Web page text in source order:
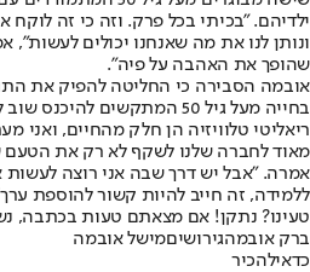
ילדיהם. "בכיתי בכל פרק. וזה כי זה
ונותן לנו את מה שאנחנו יכולים
שהופך את האהבה על פיה".
אובמה הסבירה כי החליטה להפיק את
בחייה מעל גיל 50 המתקשים
ריאליטי טלוויזיה הן חלק מהחיים, ואני
מאוד לחברה שלנו לשקף לא רק את הטעם
אמרה. "אבל יש דרך שבה אני רוצה לעשות
ללמידה, זה חייב להיות קשור להוספת
טעינו? נתקן! אם מצאתם טעות בכתבה,
ברק אובמהגירושיםמישל אובמה
כדאילהכיר